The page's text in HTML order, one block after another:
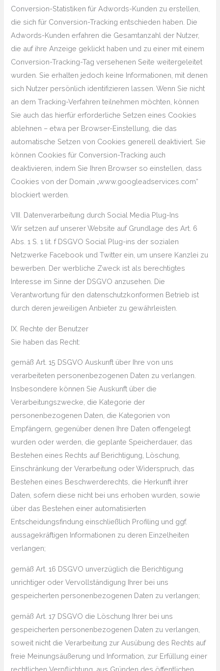
Conversion-Statistiken für Adwords-Kunden zu erstellen,
die sich für Conversion-Tracking entschieden haben. Die
Adwords-Kunden erfahren die Gesamtanzahl der Nutzer,
die auf ihre Anzeige geklickt haben und zu einer mit einem
Conversion-Tracking-Tag versehenen Seite weitergeleitet
wurden. Sie erhalten jedoch keine Informationen, mit denen
sich Nutzer persönlich identifizieren lassen. Wenn Sie nicht
an dem Tracking-Verfahren teilnehmen möchten, können
Sie auch das hierfür erforderliche Setzen eines Cookies
ablehnen – etwa per Browser-Einstellung, die das
automatische Setzen von Cookies generell deaktiviert. Sie
können Cookies für Conversion-Tracking auch
deaktivieren, indem Sie Ihren Browser so einstellen, dass
Cookies von der Domain „www.googleadservices.com“
blockiert werden.
VIII. Datenverarbeitung durch Social Media Plug-Ins
Wir setzen auf unserer Website auf Grundlage des Art. 6
Abs. 1 S. 1 lit. f DSGVO Social Plug-ins der sozialen
Netzwerke Facebook und Twitter ein, um unsere Kanzlei zu
bewerben. Der werbliche Zweck ist als berechtigtes
Interesse im Sinne der DSGVO anzusehen. Die
Verantwortung für den datenschutzkonformen Betrieb ist
durch deren jeweiligen Anbieter zu gewährleisten.
IX. Rechte der Benutzer
Sie haben das Recht:
gemäß Art. 15 DSGVO Auskunft über Ihre von uns
verarbeiteten personenbezogenen Daten zu verlangen.
Insbesondere können Sie Auskunft über die
Verarbeitungszwecke, die Kategorie der
personenbezogenen Daten, die Kategorien von
Empfängern, gegenüber denen Ihre Daten offengelegt
wurden oder werden, die geplante Speicherdauer, das
Bestehen eines Rechts auf Berichtigung, Löschung,
Einschränkung der Verarbeitung oder Widerspruch, das
Bestehen eines Beschwerderechts, die Herkunft ihrer
Daten, sofern diese nicht bei uns erhoben wurden, sowie
über das Bestehen einer automatisierten
Entscheidungsfindung einschließlich Profiling und ggf.
aussagekräftigen Informationen zu deren Einzelheiten
verlangen;
gemäß Art. 16 DSGVO unverzüglich die Berichtigung
unrichtiger oder Vervollständigung Ihrer bei uns
gespeicherten personenbezogenen Daten zu verlangen;
gemäß Art. 17 DSGVO die Löschung Ihrer bei uns
gespeicherten personenbezogenen Daten zu verlangen,
soweit nicht die Verarbeitung zur Ausübung des Rechts auf
freie Meinungsäußerung und Information, zur Erfüllung einer
rechtlichen Verpflichtung, aus Gründen des öffentlichen